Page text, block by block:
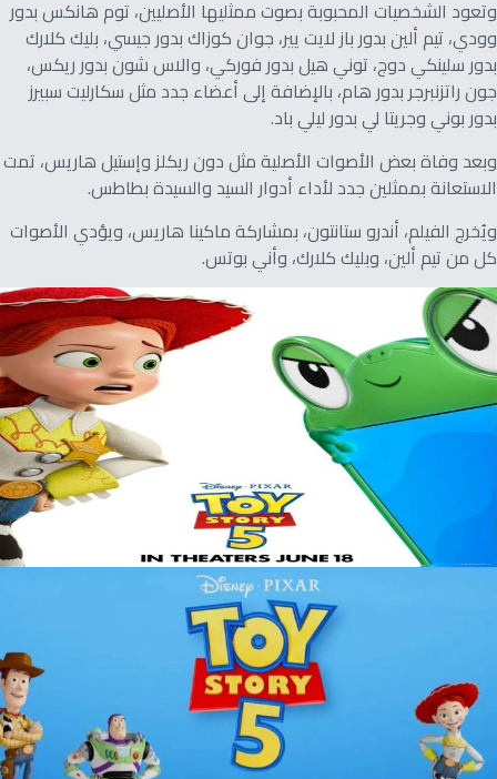
وتعود الشخصيات المحبوبة بصوت ممثليها الأصليين، توم هانكس بدور
وودي، تيم ألين بدور باز لايت يير، جوان كوزاك بدور جيسي، بليك كلارك
بدور سلينكي دوج، توني هيل بدور فوركي، والاس شون بدور ريكس،
جون راتزنبرجر بدور هام، بالإضافة إلى أعضاء جدد مثل سكارليت سبيرز
بدور بوني وجريتا لي بدور ليلي باد.
وبعد وفاة بعض الأصوات الأصلية مثل دون ريكلز وإستيل هاريس، تمت
الاستعانة بممثلين جدد لأداء أدوار السيد والسيدة بطاطس.
ويُخرج الفيلم، أندرو ستانتون، بمشاركة ماكينا هاريس، ويؤدي الأصوات
كل من تيم ألين، وبليك كلارك، وأني بوتس.